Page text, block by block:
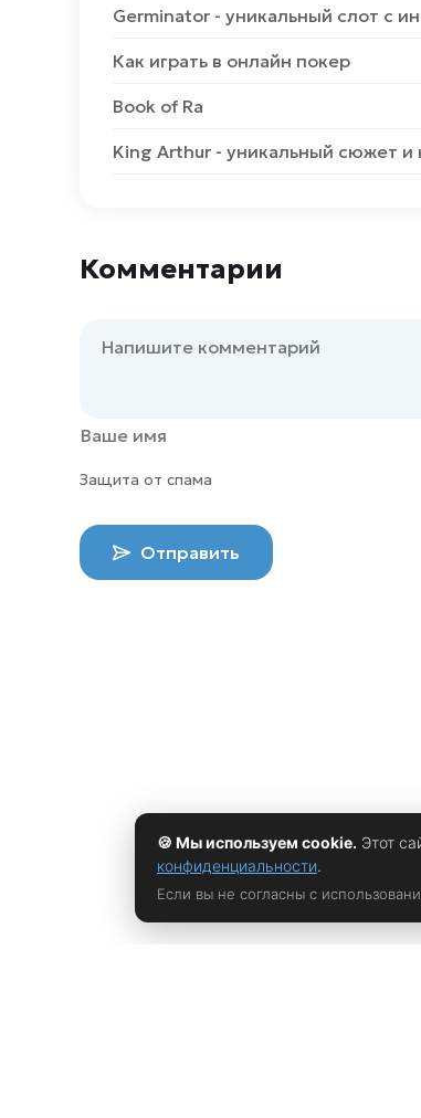
Germinator - уникальный слот с
Как играть в онлайн покер
Book of Ra
King Arthur - уникальный сюжет
Комментарии
Защита от спама
Отправить
🍪 Мы используем cookie. Этот
конфиденциальности.
Если вы не согласны с